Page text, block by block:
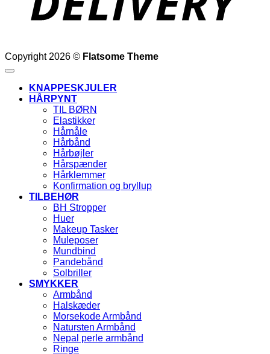
Copyright 2026 © Flatsome Theme
KNAPPESKJULER
HÅRPYNT
TIL BØRN
Elastikker
Hårnåle
Hårbånd
Hårbøjler
Hårspænder
Hårklemmer
Konfirmation og bryllup
TILBEHØR
BH Stropper
Huer
Makeup Tasker
Muleposer
Mundbind
Pandebånd
Solbriller
SMYKKER
Armbånd
Halskæder
Morsekode Armbånd
Natursten Armbånd
Nepal perle armbånd
Ringe